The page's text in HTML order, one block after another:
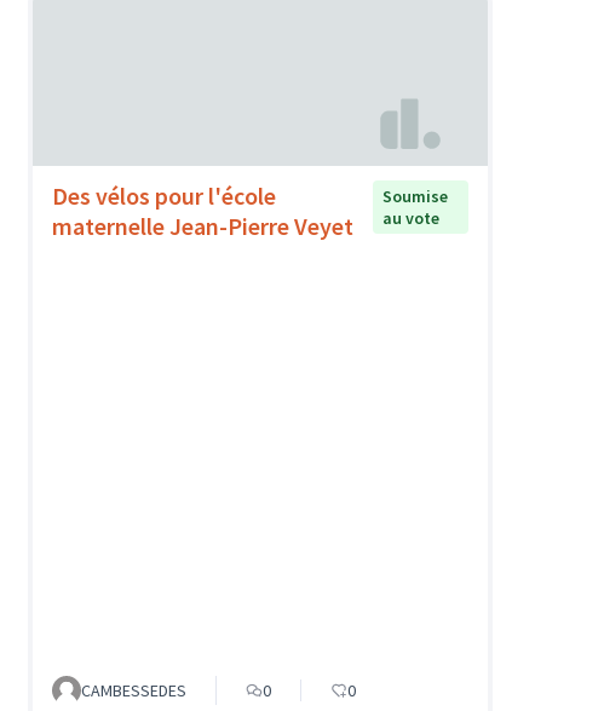
Des vélos pour l'école
maternelle Jean-Pierre Veyet
Soumise
au vote
CAMBESSEDES 0 0